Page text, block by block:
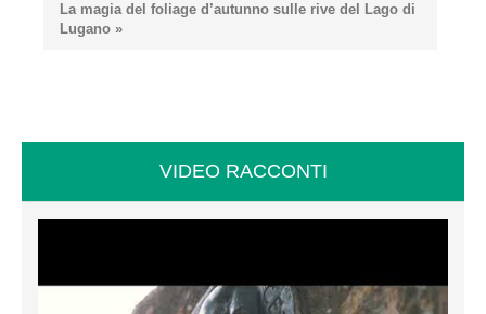
La magia del foliage d’autunno sulle rive del Lago di
Lugano »
VIDEO RACCONTI